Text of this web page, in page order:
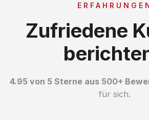
Zufriedene
4.95 von 5 Sterne aus 500+
für sich.